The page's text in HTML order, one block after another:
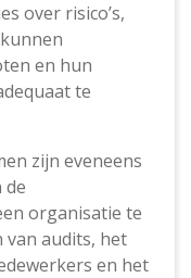
over risico’s,
en hun
te
zijn eveneens
de
organisatie te
van audits, het
en het